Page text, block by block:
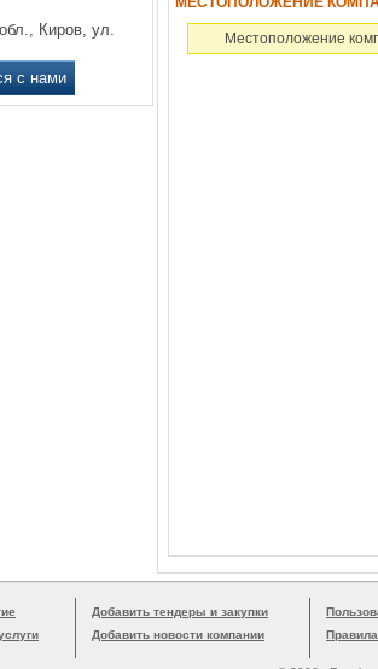
Киров, ул.
с нами
Местоположение
Добавить тендеры и закупки
Добавить новости компании